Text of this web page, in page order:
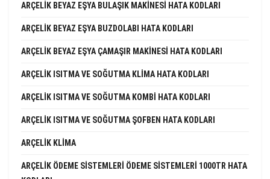
ARÇELIK BEYAZ EŞYA BULAŞIK MAKINESI HATA KODLARI
ARÇELIK BEYAZ EŞYA BUZDOLABI HATA KODLARI
ARÇELIK BEYAZ EŞYA ÇAMAŞIR MAKINESI HATA KODLARI
ARÇELIK ISITMA VE SOĞUTMA KLIMA HATA KODLARI
ARÇELIK ISITMA VE SOĞUTMA KOMBI HATA KODLARI
ARÇELIK ISITMA VE SOĞUTMA ŞOFBEN HATA KODLARI
ARÇELIK KLIMA
ARÇELIK ÖDEME SISTEMLERI ÖDEME SISTEMLERI 1000TR HATA